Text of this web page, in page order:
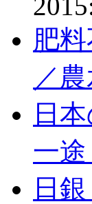
肥
／
日
一
日